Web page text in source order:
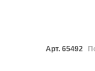
Арт. 65492